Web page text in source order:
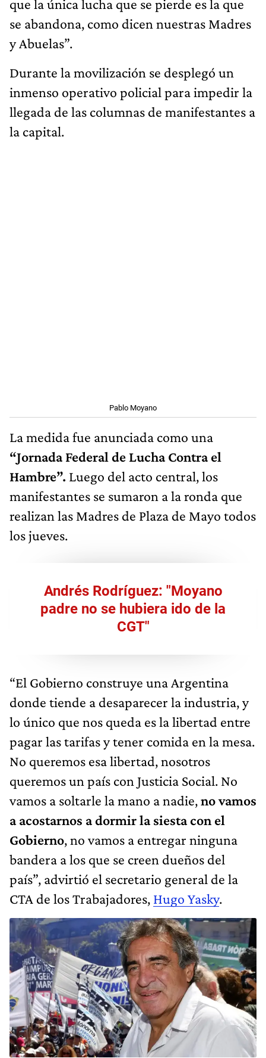
que la única lucha que se pierde es la que
se abandona, como dicen nuestras Madres
y Abuelas”.
Durante la movilización se desplegó un
inmenso operativo policial para impedir la
llegada de las columnas de manifestantes a
la capital.
Pablo Moyano
La medida fue anunciada como una
“Jornada Federal de Lucha Contra el
Hambre”. Luego del acto central, los
manifestantes se sumaron a la ronda que
realizan las Madres de Plaza de Mayo todos
los jueves.
Andrés Rodríguez: "Moyano
padre no se hubiera ido de la
CGT"
“El Gobierno construye una Argentina
donde tiende a desaparecer la industria, y
lo único que nos queda es la libertad entre
pagar las tarifas y tener comida en la mesa.
No queremos esa libertad, nosotros
queremos un país con Justicia Social. No
vamos a soltarle la mano a nadie,no vamos
a acostarnos a dormir la siesta con el
Gobierno, no vamos a entregar ninguna
bandera a los que se creen dueños del
país”, advirtió el secretario general de la
CTA de los Trabajadores, Hugo Yasky.